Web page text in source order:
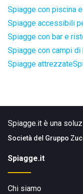
Spiagge con piscina
Spiagge accessibili
Spiagge con bar e
Spiagge con campi
Spiagge attrezzate
Spiagge.it è una
Società del Gruppo
Spiagge.it
Chi siamo